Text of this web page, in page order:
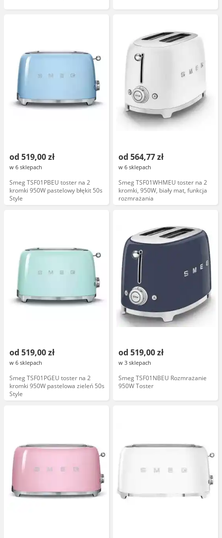
od 519,00 zł
w 6 sklepach
Smeg TSF01PBEU toster na 2
kromki 950W pastelowy błękit 50s
Style
od 564,77 zł
w 6 sklepach
Smeg TSF01WHMEU toster na 2
kromki, 950W, biały mat, funkcja
rozmrażania
od 519,00 zł
w 6 sklepach
Smeg TSF01PGEU toster na 2
kromki 950W pastelowa zieleń 50s
Style
od 519,00 zł
w 3 sklepach
Smeg TSF01NBEU Rozmrażanie
950W Toster